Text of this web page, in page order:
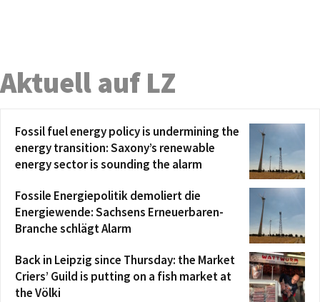
Aktuell auf LZ
Fossil fuel energy policy is undermining the
energy transition: Saxony’s renewable
energy sector is sounding the alarm
Fossile Energiepolitik demoliert die
Energiewende: Sachsens Erneuerbaren-
Branche schlägt Alarm
Back in Leipzig since Thursday: the Market
Criers’ Guild is putting on a fish market at
the Völki